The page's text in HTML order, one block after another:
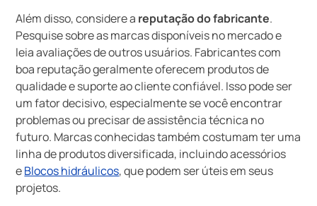
Além disso, considere a reputação do fabricante.
Pesquise sobre as marcas disponíveis no mercado e
leia avaliações de outros usuários. Fabricantes com
boa reputação geralmente oferecem produtos de
qualidade e suporte ao cliente confiável. Isso pode ser
um fator decisivo, especialmente se você encontrar
problemas ou precisar de assistência técnica no
futuro. Marcas conhecidas também costumam ter uma
linha de produtos diversificada, incluindo acessórios
eBlocos hidráulicos, que podem ser úteis em seus
projetos.